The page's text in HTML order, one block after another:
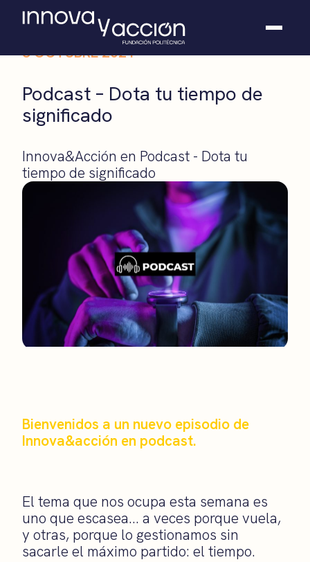
Somos fundación
Casos de éxito
Modo On
8 OCTUBRE 2021
Podcast – Dota tu tiempo de
significado
Innova&Acción en Podcast - Dota tu
tiempo de significado
Bienvenidos a un nuevo episodio de
Innova&acción en podcast.
El tema que nos ocupa esta semana es
uno que escasea… a veces porque vuela,
y otras, porque lo gestionamos sin
sacarle el máximo partido: el tiempo.